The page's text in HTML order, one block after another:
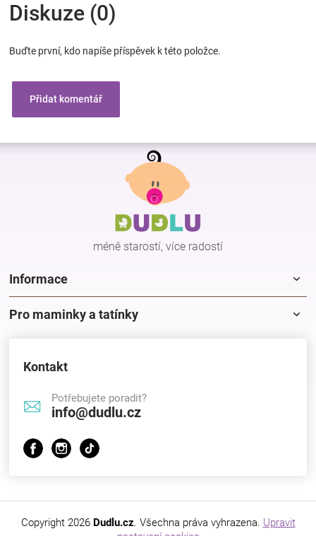
Diskuze (0)
Buďte první, kdo napíše příspěvek k této položce.
Přidat komentář
Z
méně starostí, více radostí
Informace
Pro maminky a tatínky
Kontakt
Potřebujete poradit?
info@dudlu.cz
Copyright 2026 Dudlu.cz. Všechna práva vyhrazena. Upravit